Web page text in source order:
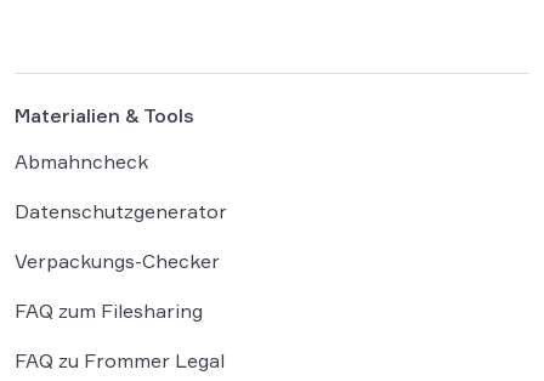
Materialien & Tools
Abmahncheck
Datenschutzgenerator
Verpackungs-Checker
FAQ zum Filesharing
FAQ zu Frommer Legal